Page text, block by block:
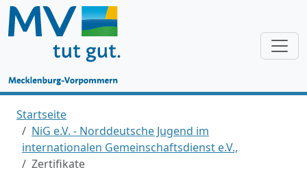
Startseite
NiG e.V. - Norddeutsche Jugend im
internationalen Gemeinschaftsdienst e.V.,
Zertifikate